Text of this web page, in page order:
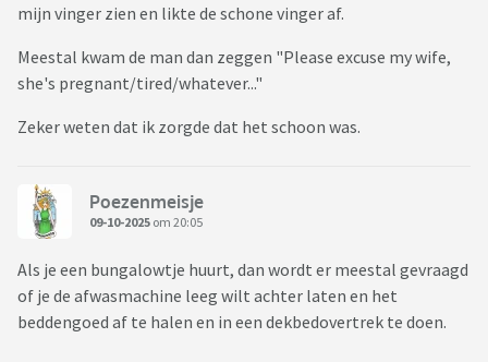
mijn vinger zien en likte de schone vinger af.
Meestal kwam de man dan zeggen "Please excuse my wife,
she's pregnant/tired/whatever..."
Zeker weten dat ik zorgde dat het schoon was.
Poezenmeisje
09-10-2025 om 20:05
Als je een bungalowtje huurt, dan wordt er meestal gevraagd
of je de afwasmachine leeg wilt achter laten en het
beddengoed af te halen en in een dekbedovertrek te doen.